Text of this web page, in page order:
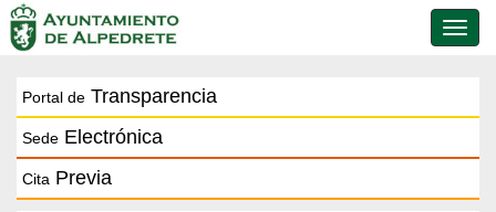
de
Portal de Transparencia
Sede Electrónica
Cita Previa